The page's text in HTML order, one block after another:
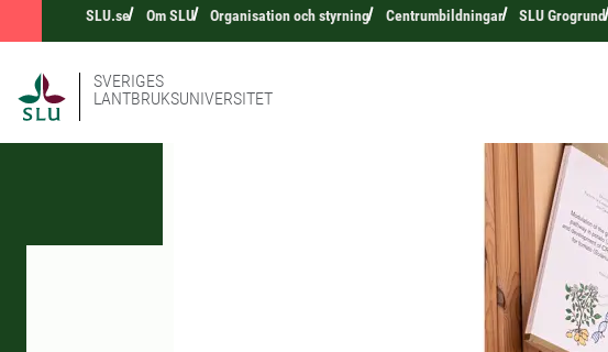
SLU.se Om SLU Organisation och styrning Centrumbildningar SLU Grogrund
SVERIGES
LANTBRUKSUNIVERSITET